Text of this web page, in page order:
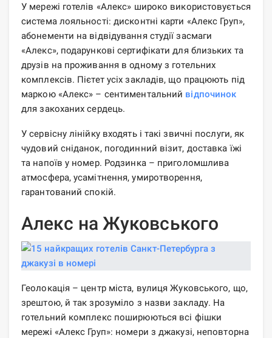
У мережі готелів «Алекс» широко використовується
система лояльності: дисконтні карти «Алекс Груп»,
абонементи на відвідування студії засмаги
«Алекс», подарункові сертифікати для близьких та
друзів на проживання в одному з готельних
комплексів. Пієтет усіх закладів, що працюють під
маркою «Алекс» – сентиментальний відпочинок
для закоханих сердець.
У сервісну лінійку входять і такі звичні послуги, як
чудовий сніданок, погодинний візит, доставка їжі
та напоїв у номер. Родзинка – приголомшлива
атмосфера, усамітнення, умиротворення,
гарантований спокій.
Алекс на Жуковського
Геолокація – центр міста, вулиця Жуковського, що,
зрештою, й так зрозуміло з назви закладу. На
готельний комплекс поширюються всі фішки
мережі «Алекс Груп»: номери з джакузі, неповторна